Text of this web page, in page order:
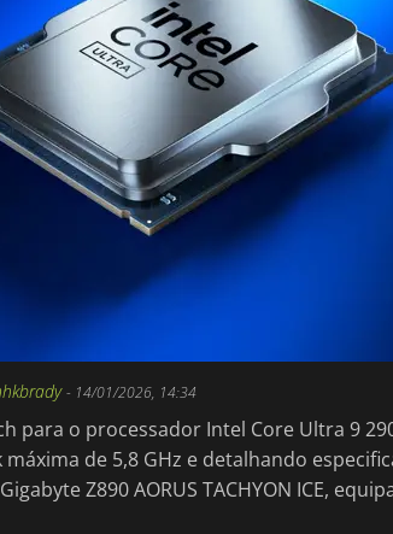
- 14/01/2026, 14:34
para o processador Intel Core Ultra 9
de 5,8 GHz e detalhando
Z890 AORUS TACHYON ICE,